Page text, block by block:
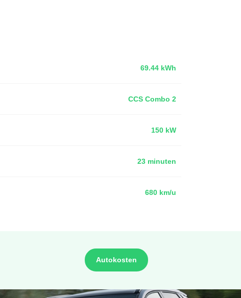
69.44 kWh
CCS Combo 2
150 kW
23 minuten
680 km/u
Autokosten